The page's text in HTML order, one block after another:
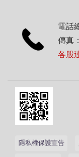
電話
傳真
各股
隱私權保護宣告